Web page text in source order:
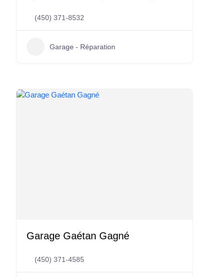
(450) 371-8532
Garage - Réparation
Garage Gaétan Gagné
(450) 371-4585